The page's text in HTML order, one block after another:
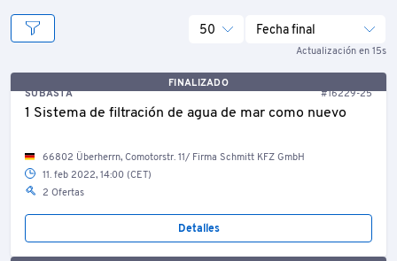
Actualización en 15s
50 Fecha final
FINALIZADO
SUBASTA
#16229-25
1 Sistema de filtración de agua de mar como nuevo
66802 Überherrn, Comotorstr. 11/ Firma Schmitt KFZ GmbH
11. feb 2022, 14:00 (CET)
2 Ofertas
Detalles